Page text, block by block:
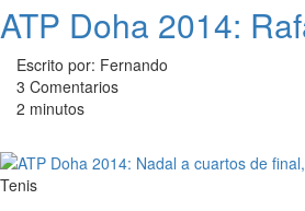
ATP Doha 2014:
Escrito por: Fernando
3 Comentarios
2 minutos
Tenis